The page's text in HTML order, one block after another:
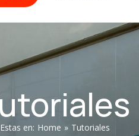
Estas en: Home » Tutoriales